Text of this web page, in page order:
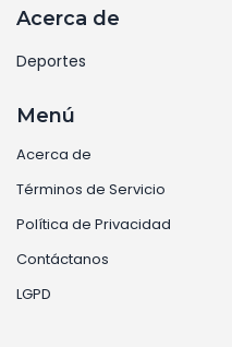
Acerca de
Deportes
Menú
Acerca de
Términos de Servicio
Política de Privacidad
Contáctanos
LGPD